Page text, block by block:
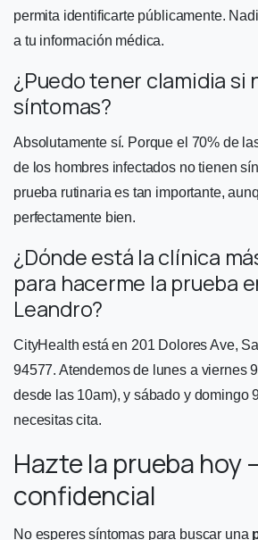
permita identificarte públicamente.
a tu información médica.
¿Puedo tener clamidia si
síntomas?
Absolutamente sí. Porque el 70% de
de los hombres infectados no tienen
prueba rutinaria es tan importante,
perfectamente bien.
¿Dónde está la clínica
para hacerme la prueba
Leandro?
CityHealth está en 201 Dolores Ave,
94577. Atendemos de lunes a viernes
desde las 10am), y sábado y domingo
necesitas cita.
Hazte la prueba hoy
confidencial
No esperes síntomas para buscar una